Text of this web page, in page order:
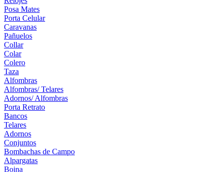
Posa Mates
Porta Celular
Caravanas
Pañuelos
Collar
Colar
Colero
Taza
Alfombras
Alfombras/ Telares
Adornos/ Alfombras
Porta Retrato
Bancos
Telares
Adornos
Conjuntos
Bombachas de Campo
Alpargatas
Boina